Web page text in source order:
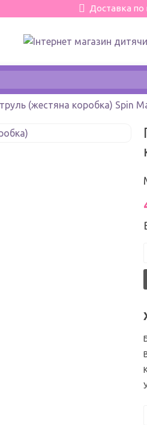
Доставка по
(жестяна коробка) Spin